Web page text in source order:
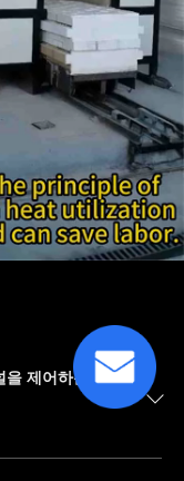
을 제어하는 자